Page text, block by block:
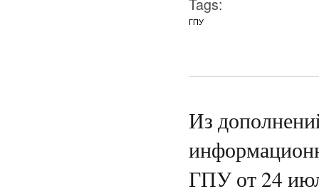
ГПУ
Из
ГПУ от 24